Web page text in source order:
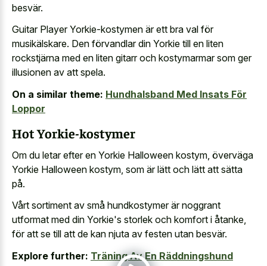
besvär.
Guitar Player Yorkie-kostymen är ett bra val för
musikälskare. Den förvandlar din Yorkie till en liten
rockstjärna med en liten gitarr och kostymarmar som ger
illusionen av att spela.
On a similar theme: Hundhalsband Med Insats För
Loppor
Hot Yorkie-kostymer
Om du letar efter en Yorkie Halloween kostym, överväga
Yorkie Halloween kostym, som är lätt och lätt att sätta
på.
Vårt sortiment av små hundkostymer är noggrant
utformat med din Yorkie's storlek och komfort i åtanke,
för att se till att de kan njuta av festen utan besvär.
Explore further: Träning Av En Räddningshund